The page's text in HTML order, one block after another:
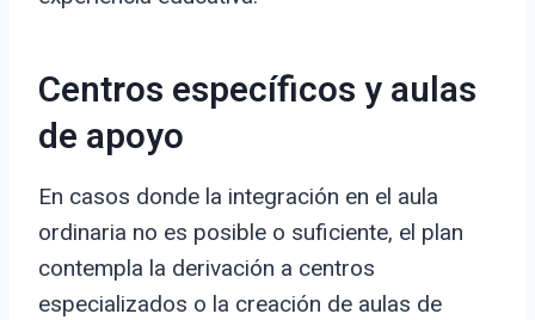
Centros específicos y aulas
de apoyo
En casos donde la integración en el aula
ordinaria no es posible o suficiente, el plan
contempla la derivación a centros
especializados o la creación de aulas de